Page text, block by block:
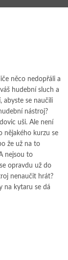
něco nedopřáli a
hudební sluch a
abyste se naučili
nástroj?
uši. Ale není
nějakého kurzu se
že už na to
nejsou to
opravdu už do
nenaučit hrát?
na kytaru se dá